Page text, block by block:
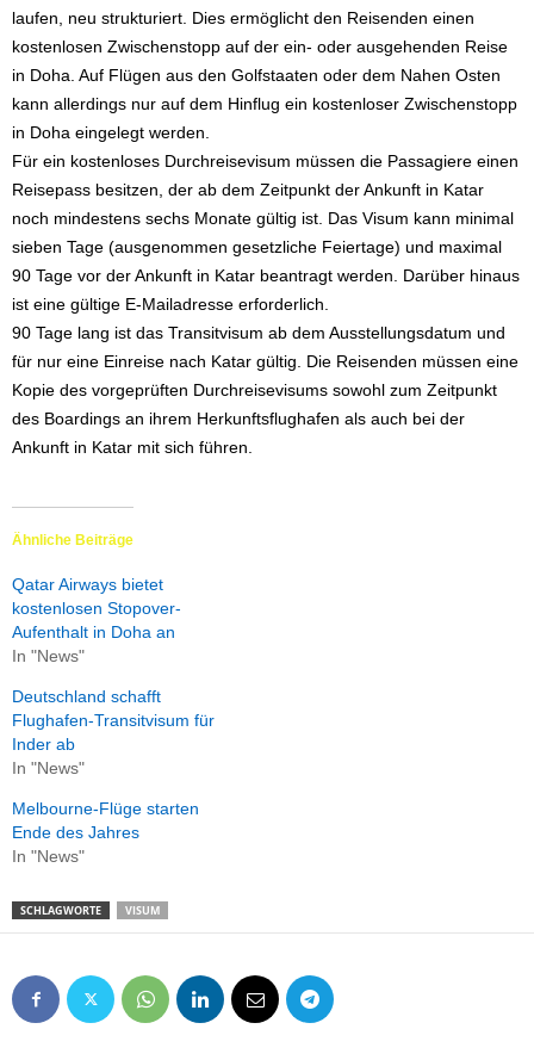
laufen, neu strukturiert. Dies ermöglicht den Reisenden einen
kostenlosen Zwischenstopp auf der ein- oder ausgehenden Reise
in Doha. Auf Flügen aus den Golfstaaten oder dem Nahen Osten
kann allerdings nur auf dem Hinflug ein kostenloser Zwischenstopp
in Doha eingelegt werden.
Für ein kostenloses Durchreisevisum müssen die Passagiere einen
Reisepass besitzen, der ab dem Zeitpunkt der Ankunft in Katar
noch mindestens sechs Monate gültig ist. Das Visum kann minimal
sieben Tage (ausgenommen gesetzliche Feiertage) und maximal
90 Tage vor der Ankunft in Katar beantragt werden. Darüber hinaus
ist eine gültige E-Mailadresse erforderlich.
90 Tage lang ist das Transitvisum ab dem Ausstellungsdatum und
für nur eine Einreise nach Katar gültig. Die Reisenden müssen eine
Kopie des vorgeprüften Durchreisevisums sowohl zum Zeitpunkt
des Boardings an ihrem Herkunftsflughafen als auch bei der
Ankunft in Katar mit sich führen.
Ähnliche Beiträge
Qatar Airways bietet
kostenlosen Stopover-
Aufenthalt in Doha an
In "News"
Deutschland schafft
Flughafen-Transitvisum für
Inder ab
In "News"
Melbourne-Flüge starten
Ende des Jahres
In "News"
SCHLAGWORTE VISUM